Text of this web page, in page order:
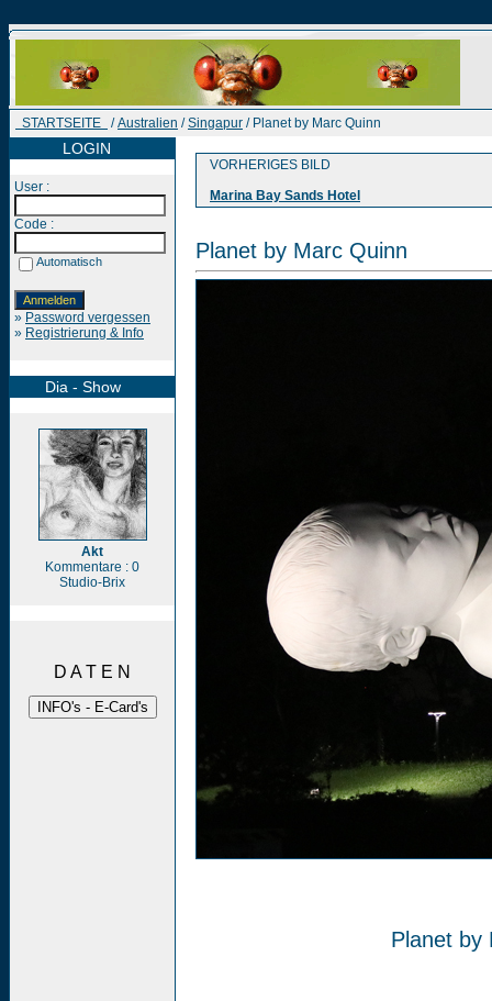
STARTSEITE /Australien /Singapur / Planet by Marc Quinn
LOGIN
User :
Code :
Automatisch
» Password vergessen
» Registrierung & Info
Dia - Show
Akt
Kommentare : 0
Studio-Brix
D A T E N
VORHERIGES BILD
Marina Bay Sands Hotel
Planet by Marc Quinn
Planet by